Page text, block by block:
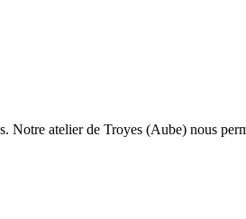
Notre atelier de Troyes (Aube) nous